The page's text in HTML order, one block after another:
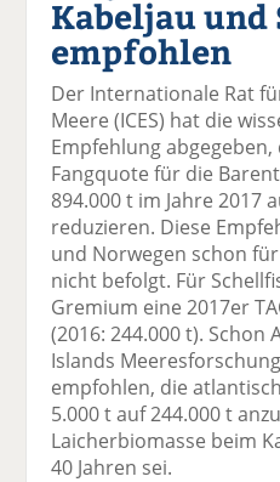
Kabeljau
empfohlen
Der Internationale Rat
Meere (ICES) hat die
Empfehlung abgegeben,
Fangquote für die
894.000 t im Jahre 2017
reduzieren. Diese
und Norwegen schon
nicht befolgt. Für
Gremium eine 2017er
(2016: 244.000 t). Schon
Islands
empfohlen, die
5.000 t auf 244.000 t
Laicherbiomasse beim
40 Jahren sei.